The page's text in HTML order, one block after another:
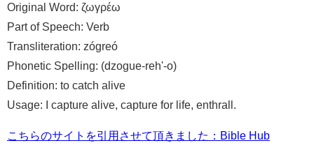
Original Word: ζωγρέω
Part of Speech: Verb
Transliteration: zógreó
Phonetic Spelling: (dzogue-reh'-o)
Definition: to catch alive
Usage: I capture alive, capture for life, enthrall.
こちらのサイトを引用させて頂きました：Bible Hub